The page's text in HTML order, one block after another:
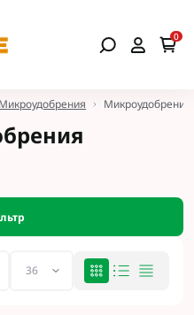
0
Микроудобрения